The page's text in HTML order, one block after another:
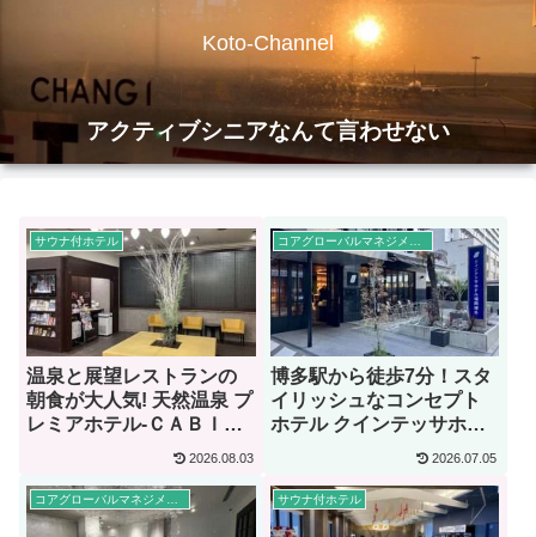
Koto-Channel
アクティブシニアなんて言わせない
サウナ付ホテル
温泉と展望レストランの
朝食が大人気! 天然温泉 プ
レミアホテル-ＣＡＢＩＮ-
2026.08.03
博多駅から徒歩7分！スタ
イリッシュなコンセプト
ホテル クインテッサホテ
2026.07.05
サウナ付ホテル